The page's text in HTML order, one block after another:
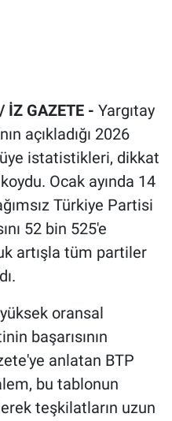
İZ GAZETE - Yargıtay
açıkladığı 2026
istatistikleri, dikkat
Ocak ayında 14
Türkiye Partisi
52 bin 525'e
artışla tüm partiler
oransal
başarısının
anlatan BTP
bu tablonun
teşkilatların uzun